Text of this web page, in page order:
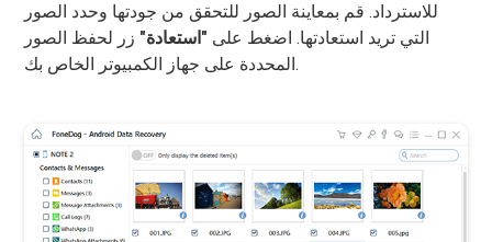
للاسترداد. قم بمعاينة الصور للتحقق من جودتها وحدد الصور
التي تريد استعادتها. اضغط على "استعادة" زر لحفظ الصور
المحددة على جهاز الكمبيوتر الخاص بك.